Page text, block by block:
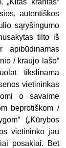
autentiškos
sąryšingumo
tilto iš
apibūdinamas
/ kraujo lašo“
tikslinama
vietininkas
o savaime
beprotiškom /
(„Kūrybos
vietininko jau
posakiai. Bet